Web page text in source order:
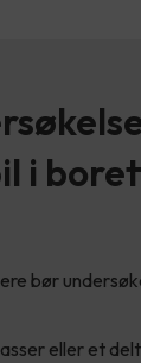
i
bør
eller et